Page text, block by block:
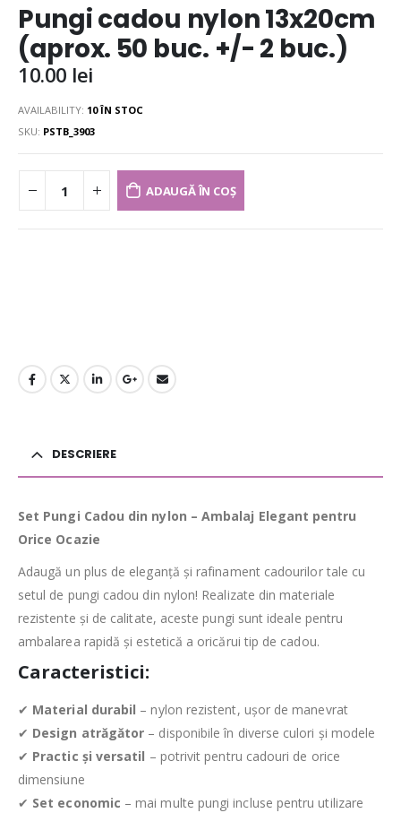
Pungi cadou nylon 13x20cm
(aprox. 50 buc. +/- 2 buc.)
10.00 lei
AVAILABILITY: 10 ÎN STOC
SKU: PSTB_3903
ADAUGĂ ÎN COȘ
DESCRIERE
Set Pungi Cadou din nylon – Ambalaj Elegant pentru
Orice Ocazie
Adaugă un plus de eleganță și rafinament cadourilor tale cu
setul de pungi cadou din nylon! Realizate din materiale
rezistente și de calitate, aceste pungi sunt ideale pentru
ambalarea rapidă și estetică a oricărui tip de cadou.
Caracteristici:
✔ Material durabil – nylon rezistent, ușor de manevrat
✔ Design atrăgător – disponibile în diverse culori și modele
✔ Practic și versatil – potrivit pentru cadouri de orice
dimensiune
✔ Set economic – mai multe pungi incluse pentru utilizare